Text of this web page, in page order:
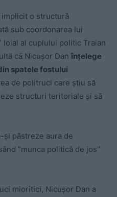
o structură
sub coordonarea lui
loial al cuplului politic Traian
că Nicușor Danînțelege
spatele fostului
de politruci care știu să
structuri teritoriale și să
și păstreze aura de
”munca politică de jos”
mioritici, Nicușor Dan a